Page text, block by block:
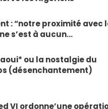
: “notre proximité avec
s’est à aucun…
ou la nostalgie du
(désenchantement)
VI ordonne’une